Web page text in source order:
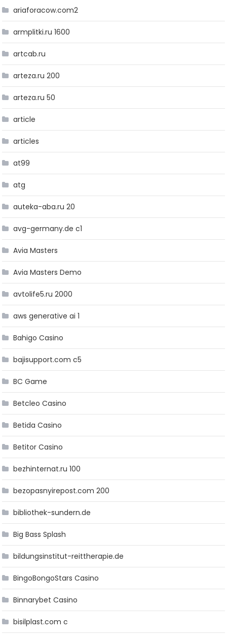
ariaforacow.com2
armplitki.ru 1600
artcab.ru
arteza.ru 200
arteza.ru 50
article
articles
at99
atg
auteka-aba.ru 20
avg-germany.de c1
Avia Masters
Avia Masters Demo
avtolife5.ru 2000
aws generative ai 1
Bahigo Casino
bajisupport.com c5
BC Game
Betcleo Casino
Betida Casino
Betitor Casino
bezhinternat.ru 100
bezopasnyirepost.com 200
bibliothek-sundern.de
Big Bass Splash
bildungsinstitut-reittherapie.de
BingoBongoStars Casino
Binnarybet Casino
bisilplast.com c